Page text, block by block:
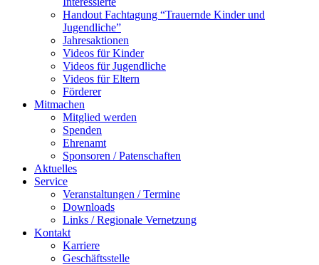
Handout Fachtagung “Trauernde Kinder und
Jugendliche”
Jahresaktionen
Videos für Kinder
Videos für Jugendliche
Videos für Eltern
Förderer
Mitmachen
Mitglied werden
Spenden
Ehrenamt
Sponsoren / Patenschaften
Aktuelles
Service
Veranstaltungen / Termine
Downloads
Links / Regionale Vernetzung
Kontakt
Karriere
Geschäftsstelle